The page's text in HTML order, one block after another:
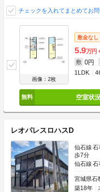
チェックを入れてまとめてお
画像：2枚
敷金なし
5.9万円
敷 0円
1LDK
空室状
レオパレスロハスD
仙石線
歩7分
仙石線
宮城県石
築18年